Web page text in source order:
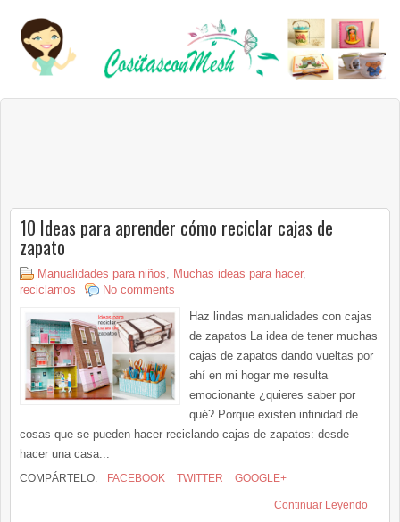
10 Ideas para aprender cómo reciclar cajas de
zapato
Manualidades para niños Muchas ideas para hacer,
reciclamos
No comments
Haz lindas manualidades con cajas
de zapatos La idea de tener muchas
cajas de zapatos dando vueltas por
ahí en mi hogar me resulta
emocionante ¿quieres saber por
qué? Porque existen infinidad de
cosas que se pueden hacer reciclando cajas de zapatos: desde
hacer una casa...
COMPÁRTELO: FACEBOOK TWITTER GOOGLE+
Continuar Leyendo